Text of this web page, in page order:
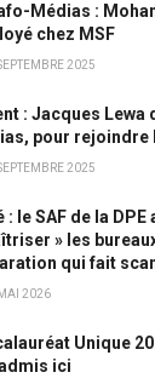
Médias :
chez MSF
2025
: Jacques Lewa
pour rejoindre
2025
: le SAF de la
» les
qui fait
2026
Unique
ici